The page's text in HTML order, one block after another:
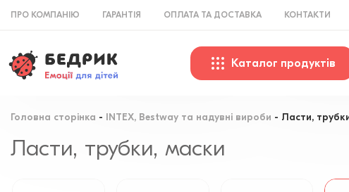
ПРО КОМПАНІЮ ГАРАНТІЯ ОПЛАТА ТА ДОСТАВКА КОНТАКТИ
Каталог продуктів
Головна сторінка INTEX, Bestway та надувні вироби Ласти,
Ласти, трубки, маски